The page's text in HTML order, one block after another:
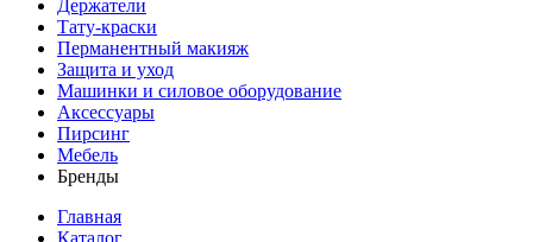
Держатели
Тату-краски
Перманентный макияж
Защита и уход
Машинки и силовое оборудование
Аксессуары
Пирсинг
Мебель
Бренды
Главная
Каталог